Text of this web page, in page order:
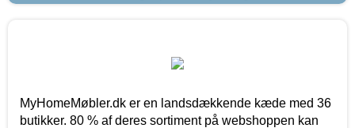
MyHomeMøbler.dk er en landsdækkende kæde med 36
butikker. 80 % af deres sortiment på webshoppen kan